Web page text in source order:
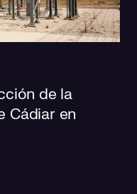
de la
Cádiar en